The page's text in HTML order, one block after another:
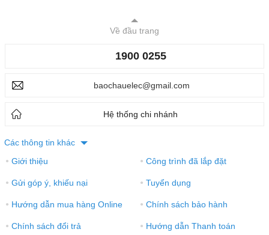
Về đầu trang
1900 0255
baochauelec@gmail.com
Hệ thống chi nhánh
Các thông tin khác
● Giới thiệu ● Công trình đã lắp đặt
● Gửi góp ý, khiếu nại ● Tuyển dụng
● Hướng dẫn mua hàng Online ● Chính sách bảo hành
● Chính sách đổi trả ● Hướng dẫn Thanh toán